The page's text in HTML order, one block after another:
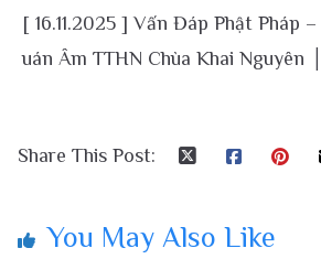
[ 16.11.2025 ] Vấn Đáp Phật Pháp
uán Âm TTHN Chùa Khai Nguyên
Share This Post:
You May Also Like